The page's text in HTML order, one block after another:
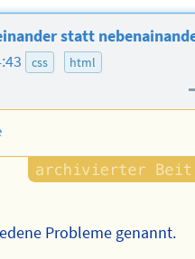
statt
css html
Probleme genannt.